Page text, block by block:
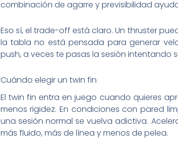
combinación de agarre y previsibilidad
Eso sí, el trade-off está claro. Un thruster
la tabla no está pensada para generar
push, a veces te pasas la sesión intentando
Cuándo elegir un twin fin
El twin fin entra en juego cuando quieres
menos rigidez. En condiciones con pared
una sesión normal se vuelva adictiva.
más fluido, más de línea y menos de pelea.